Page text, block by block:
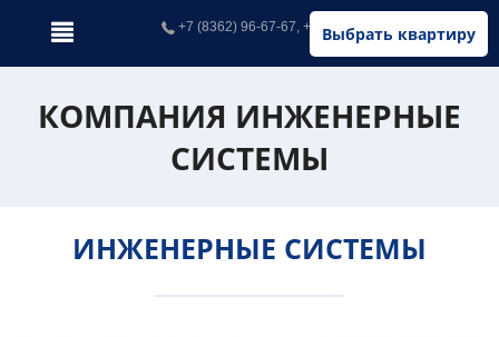
Выбрать квартиру
+7 (8362) 96-67-67, +7 (902) 326-67-67
КОМПАНИЯ ИНЖЕНЕРНЫЕ
СИСТЕМЫ
ИНЖЕНЕРНЫЕ СИСТЕМЫ